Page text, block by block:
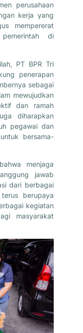
perusahaan
kerja yang
mempererat
di
PT BPR Tri
penerapan
sebagai
mewujudkan
dan ramah
diharapkan
pegawai dan
bersama-
menjaga
jawab
dari berbagai
berupaya
kegiatan
masyarakat